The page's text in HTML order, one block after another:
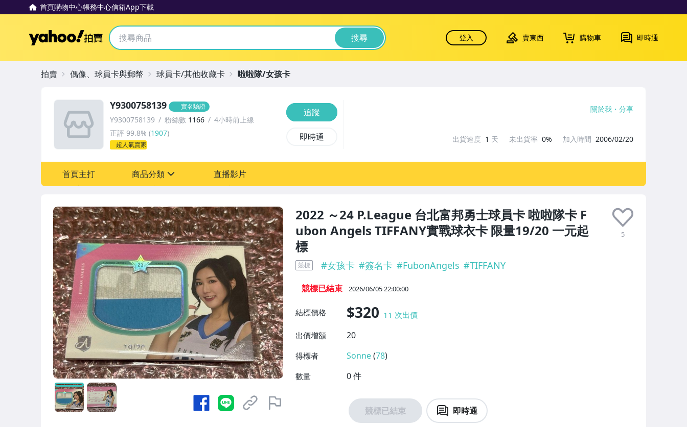
首頁購物中心帳務中心信箱App下載
Yahoo拍賣 搜尋 登入 賣東西 購物車 即時通
2022 ～24 P.League 台北富邦勇士球員卡 啦啦隊卡 F
ubon Angels TIFFANY實戰球衣卡 限量19/20 一元起
標
5
競標 #女孩卡 #簽名卡 #FubonAngels #TIFFANY
競標已結束 2026/06/05 22:00:00
結標價格 $320 11 次出價
出價增額
20
得標者 Sonne (78)
數量 0件
競標已結束 即時通
Y9300758139 實名驗證
Y9300758139 粉絲數 1166
4小時前上線
正評 99.8% (1907)
超人氣賣家
追蹤
即時通
關於我 分享
出貨速度 1 天 未出貨率 0% 加入時間 2006/02/20
首頁主打 商品分類
女包精品與女鞋
直播影片
拍賣 偶像、球員卡與郵幣 球員卡/其他收藏卡 啦啦隊/女孩卡